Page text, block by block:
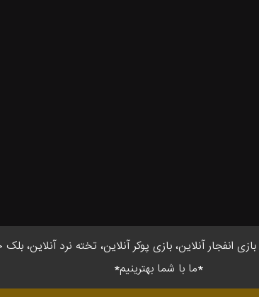
آنلاین، بازی پوکر آنلاین، تخته نرد آنلاین،
*ما با شما بهترینیم*